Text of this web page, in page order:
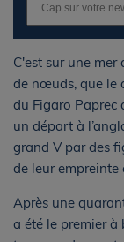
C'est sur une mer
de nœuds, que le
du Figaro Paprec
un départ à
grand V par des
de leur empreinte
Après une
a été le premier à